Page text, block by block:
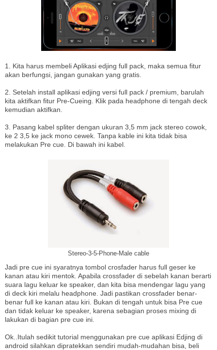
1. Kita harus membeli Aplikasi edjing full pack, maka semua fitur
akan berfungsi, jangan gunakan yang gratis.
2. Setelah install aplikasi edjing versi full pack / premium, barulah
kita aktifkan fitur Pre-Cueing. Klik pada headphone di tengah deck
kemudian aktifkan.
3. Pasang kabel spliter dengan ukuran 3,5 mm jack stereo cowok,
ke 2 3,5 ke jack mono cewek. Tanpa kable ini kita tidak bisa
melakukan Pre cue. Di bawah ini kabel.
Stereo-3-5-Phone-Male cable
Jadi pre cue ini syaratnya tombol crosfader harus full geser ke
kanan atau kiri mentok. Apabila crossfader di sebelah kanan berarti
suara lagu keluar ke speaker, dan kita bisa mendengar lagu yang
di deck kiri melalu headphone. Jadi pastikan crossfader benar-
benar full ke kanan atau kiri. Bukan di tengah untuk bisa Pre cue
dan tidak keluar ke speaker, karena sebagian proses mixing di
lakukan di bagian pre cue ini.
Ok..Itulah sedikit tutorial menggunakan pre cue aplikasi Edjing di
android silahkan dipratekkan sendiri mudah-mudahan bisa, beli